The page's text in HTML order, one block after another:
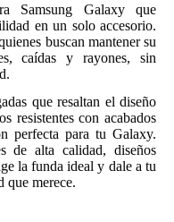
Samsung Galaxy que
en un solo accesorio.
buscan mantener su
caídas y rayones, sin
que resaltan el diseño
resistentes con acabados
perfecta para tu Galaxy.
de alta calidad, diseños
la funda ideal y dale a tu
que merece.